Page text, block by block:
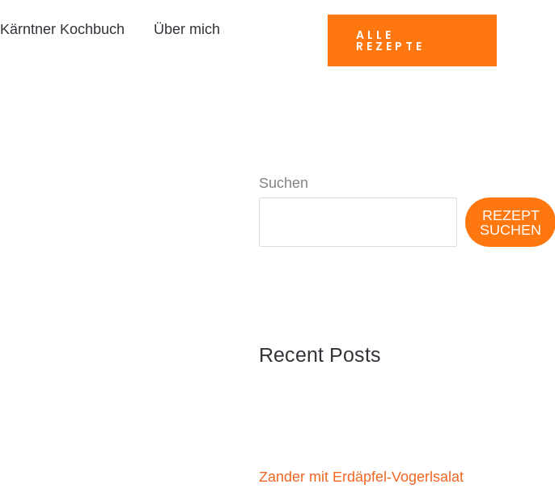
Kärntner Kochbuch
Über mich
ALLE
REZEPTE
Suchen
REZEPT
SUCHEN
Recent Posts
Zander mit Erdäpfel-Vogerlsalat